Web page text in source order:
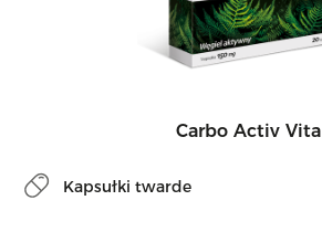
Carbo Activ Vita
Kapsułki twarde